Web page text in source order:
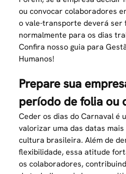
ou convocar colaboradores
o vale-transporte deverá ser
normalmente para os dias
Confira nosso guia para
Humanos!
Prepare sua
período de folia ou
Ceder os dias do Carnaval é
valorizar uma das datas
cultura brasileira. Além de
flexibilidade, essa atitude
os colaboradores,